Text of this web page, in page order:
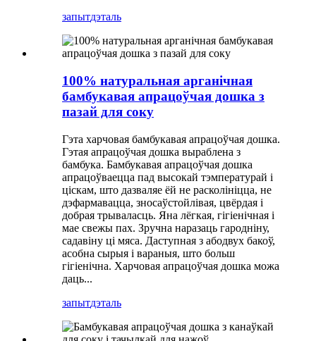
запытдэталь
100% натуральная арганічная
бамбукавая апрацоўчая дошка з
пазай для соку
Гэта харчовая бамбукавая апрацоўчая дошка.
Гэтая апрацоўчая дошка выраблена з
бамбука. Бамбукавая апрацоўчая дошка
апрацоўваецца пад высокай тэмпературай і
ціскам, што дазваляе ёй не расколініцца, не
дэфармавацца, зносаўстойлівая, цвёрдая і
добрая трываласць. Яна лёгкая, гігіенічная і
мае свежы пах. Зручна наразаць гародніну,
садавіну ці мяса. Даступная з абодвух бакоў,
асобна сырыя і вараныя, што больш
гігіенічна. Харчовая апрацоўчая дошка можа
даць...
запытдэталь